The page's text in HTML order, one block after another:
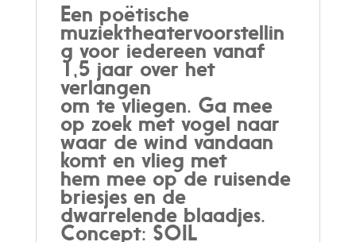
Een poëtische
muziektheatervoorstellin
g voor iedereen vanaf
1,5 jaar over het
verlangen
om te vliegen. Ga mee
op zoek met vogel naar
waar de wind vandaan
komt en vlieg met
hem mee op de ruisende
briesjes en de
dwarrelende blaadjes.
Concept: SOIL